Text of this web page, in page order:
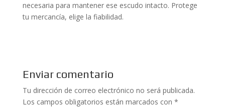
necesaria para mantener ese escudo intacto. Protege
tu mercancía, elige la fiabilidad.
Enviar comentario
Tu dirección de correo electrónico no será publicada.
Los campos obligatorios están marcados con *